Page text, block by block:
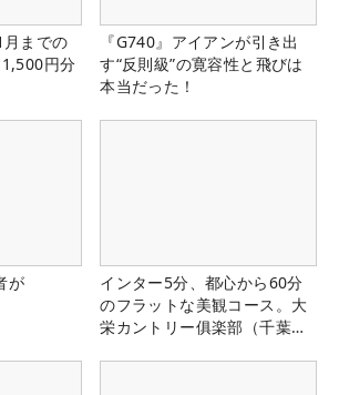
までの
円分
『G740』アイアンが引き出
す“反則級”の寛容性と飛びは
本当だった！
が
インター5分、都心から60分
のフラットな美観コース。大
栄カントリー俱楽部（千葉